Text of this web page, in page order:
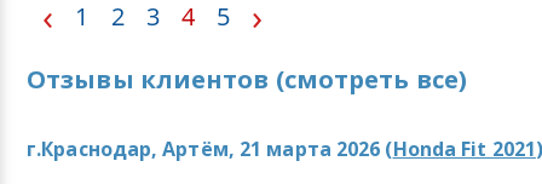
‹ 1 2 3 4 5 ›
Отзывы клиентов (смотреть все)
г.Краснодар, Артём, 21 марта 2026 (Honda Fit 2021